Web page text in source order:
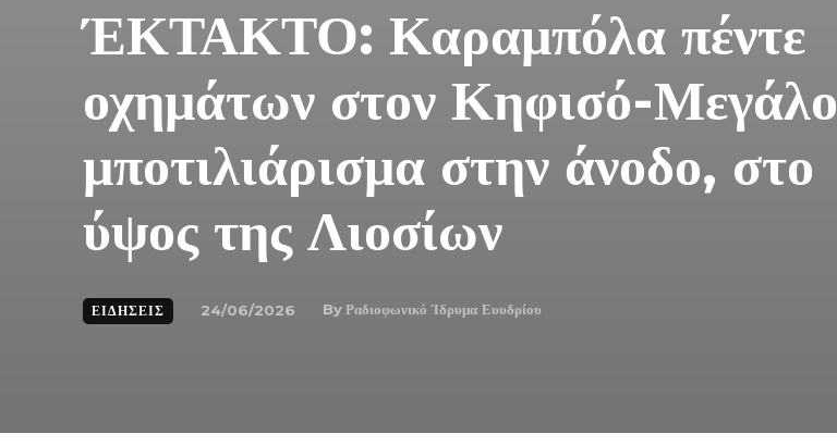
ΈΚΤΑΚΤΟ: Καραμπόλα πέντε
οχημάτων στον Κηφισό-Μεγάλο
μποτιλιάρισμα στην άνοδο, στο
ύψος της Λιοσίων
ΕΙΔΉΣΕΙΣ 24/06/2026 ByΡαδιοφωνικό Ίδρυμα Ευυδρίου